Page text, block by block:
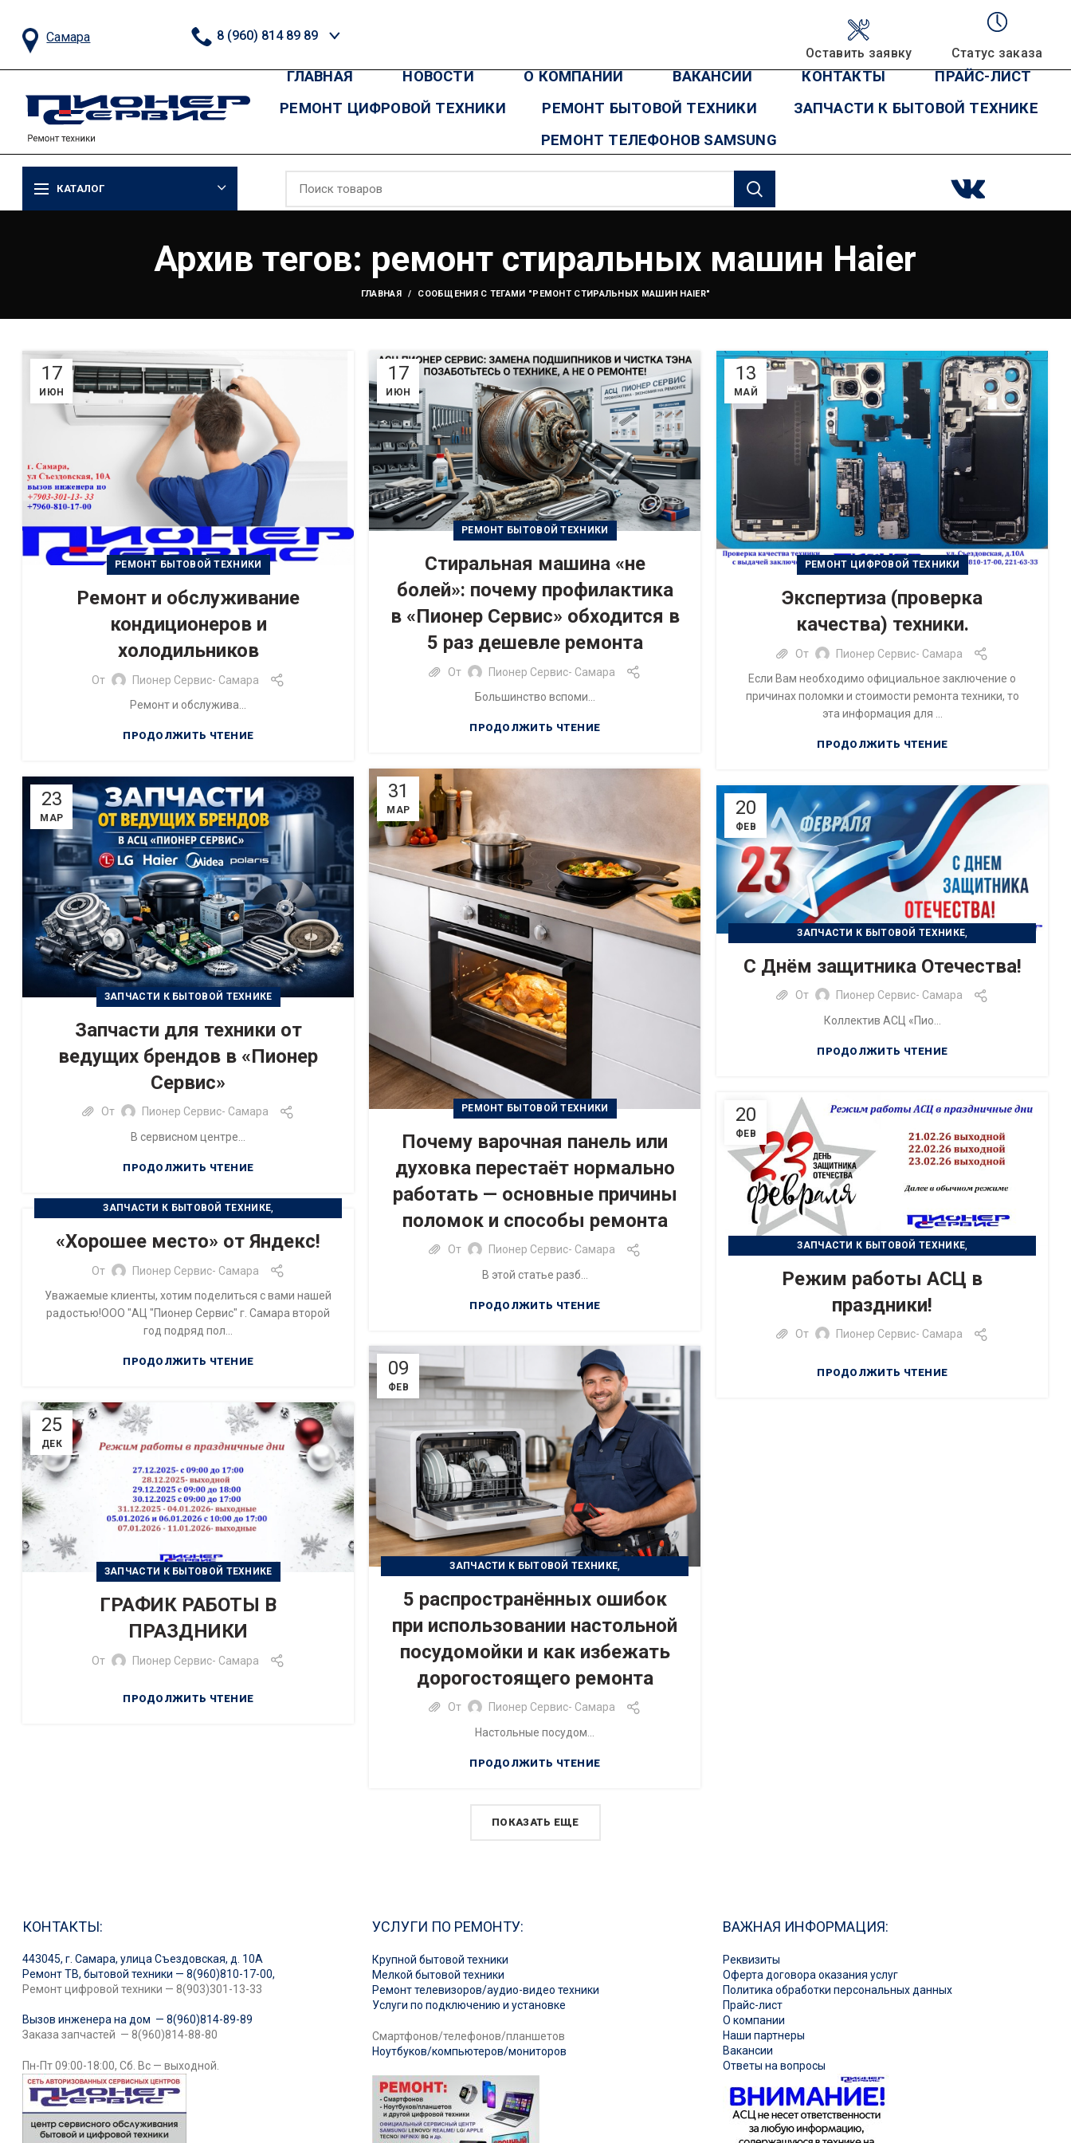
Самара
8 (960) 814 89 89
Оставить заявку
Статус заказа
ГЛАВНАЯ НОВОСТИ О КОМПАНИИ ВАКАНСИИ КОНТАКТЫ
ПРАЙС-ЛИСТ
РЕМОНТ ЦИФРОВОЙ ТЕХНИКИ
РЕМОНТ БЫТОВОЙ ТЕХНИКИ
ЗАПЧАСТИ К БЫТОВОЙ ТЕХНИКЕ
РЕМОНТ ТЕЛЕФОНОВ SAMSUNG
КАТАЛОГ
Архив тегов: ремонт стиральных машин Haier
ГЛАВНАЯ СООБЩЕНИЯ С ТЕГАМИ "РЕМОНТ СТИРАЛЬНЫХ МАШИН HAIER"
17
ИЮН
РЕМОНТ БЫТОВОЙ ТЕХНИКИ
Ремонт и обслуживание
кондиционеров и
холодильников
От
Пионер Сервис- Самара
Ремонт и обслужива...
ПРОДОЛЖИТЬ ЧТЕНИЕ
17
ИЮН
РЕМОНТ БЫТОВОЙ ТЕХНИКИ
Стиральная машина «не
болей»: почему профилактика
в «Пионер Сервис» обходится в
5 раз дешевле ремонта
От
Пионер Сервис- Самара
Большинство вспоми...
ПРОДОЛЖИТЬ ЧТЕНИЕ
13
МАЙ
РЕМОНТ ЦИФРОВОЙ ТЕХНИКИ
Экспертиза (проверка
качества) техники.
От
Пионер Сервис- Самара
Если Вам необходимо официальное заключение о
причинах поломки и стоимости ремонта техники, то
эта информация для ...
ПРОДОЛЖИТЬ ЧТЕНИЕ
31
МАР
РЕМОНТ БЫТОВОЙ ТЕХНИКИ
Почему варочная панель или
духовка перестаёт нормально
работать — основные причины
поломок и способы ремонта
От
Пионер Сервис- Самара
В этой статье разб...
ПРОДОЛЖИТЬ ЧТЕНИЕ
23
МАР
ЗАПЧАСТИ К БЫТОВОЙ ТЕХНИКЕ
Запчасти для техники от
ведущих брендов в «Пионер
Сервис»
От
Пионер Сервис- Самара
В сервисном центре...
ПРОДОЛЖИТЬ ЧТЕНИЕ
20
ФЕВ
ЗАПЧАСТИ К БЫТОВОЙ ТЕХНИКЕ,
РЕМОНТ ЦИФРОВОЙ ТЕХНИКИ
С Днём защитника Отечества!
От
Пионер Сервис- Самара
Коллектив АСЦ «Пио...
ПРОДОЛЖИТЬ ЧТЕНИЕ
20
ФЕВ
ЗАПЧАСТИ К БЫТОВОЙ ТЕХНИКЕ,
РЕМОНТ ЦИФРОВОЙ ТЕХНИКИ
Режим работы АСЦ в
праздники!
От Пионер Сервис- Самара
ПРОДОЛЖИТЬ ЧТЕНИЕ
ЗАПЧАСТИ К БЫТОВОЙ ТЕХНИКЕ,
«Хорошее место» от Яндекс!
От
Пионер Сервис- Самара
Уважаемые клиенты, хотим поделиться с вами нашей
радостью!ООО "АЦ "Пионер Сервис" г. Самара второй
год подряд пол...
ПРОДОЛЖИТЬ ЧТЕНИЕ 09
ФЕВ
ЗАПЧАСТИ К БЫТОВОЙ ТЕХНИКЕ,
5 распространённых ошибок
при использовании настольной
посудомойки и как избежать
дорогостоящего ремонта
От
Пионер Сервис- Самара
Настольные посудом...
ПРОДОЛЖИТЬ ЧТЕНИЕ
25
ДЕК
ЗАПЧАСТИ К БЫТОВОЙ ТЕХНИКЕ
ГРАФИК РАБОТЫ В
ПРАЗДНИКИ
От Пионер Сервис- Самара
ПРОДОЛЖИТЬ ЧТЕНИЕ
ПОКАЗАТЬ ЕЩЕ
КОНТАКТЫ:
443045, г. Самара, улица Съездовская, д. 10А
Ремонт ТВ, бытовой техники — 8(960)810-17-00,
Ремонт цифровой техники — 8(903)301-13-33
Вызов инженера на дом — 8(960)814-89-89
Заказа запчастей — 8(960)814-88-80
Пн-Пт 09:00-18:00, Сб. Вс — выходной.
УСЛУГИ ПО РЕМОНТУ:
Крупной бытовой техники
Мелкой бытовой техники
Ремонт телевизоров/аудио-видео техники
Услуги по подключению и установке
Смартфонов/телефонов/планшетов
Ноутбуков/компьютеров/мониторов
ВАЖНАЯ ИНФОРМАЦИЯ:
Реквизиты
Оферта договора оказания услуг
Политика обработки персональных данных
Прайс-лист
О компании
Наши партнеры
Вакансии
Ответы на вопросы